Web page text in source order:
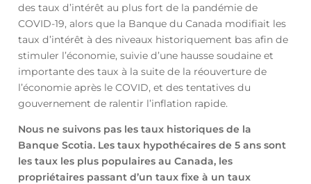
des taux d’intérêt au plus fort de la pandémie de
COVID-19, alors que la Banque du Canada modifiait les
taux d’intérêt à des niveaux historiquement bas afin de
stimuler l’économie, suivie d’une hausse soudaine et
importante des taux à la suite de la réouverture de
l’économie après le COVID, et des tentatives du
gouvernement de ralentir l’inflation rapide.
Nous ne suivons pas les taux historiques de la
Banque Scotia. Les taux hypothécaires de 5 ans sont
les taux les plus populaires au Canada, les
propriétaires passant d’un taux fixe à un taux